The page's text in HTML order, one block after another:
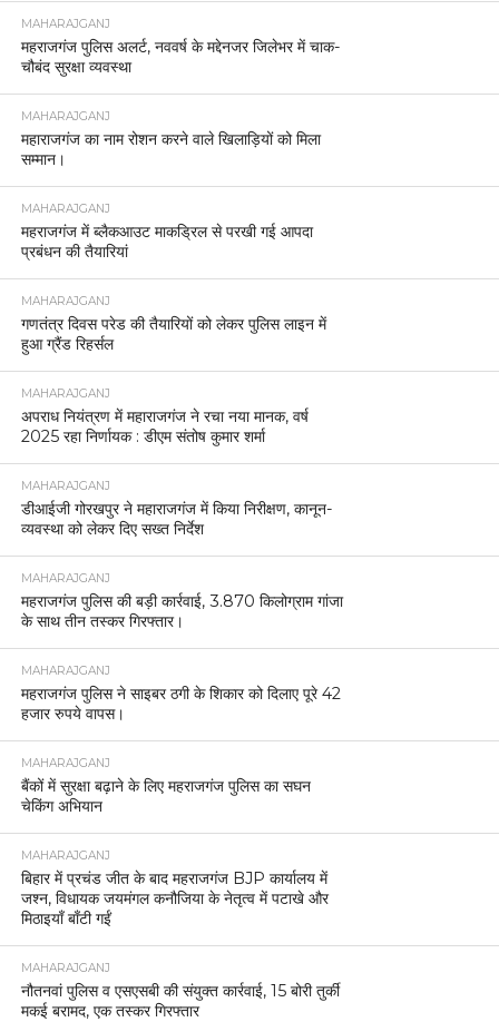
MAHARAJGANJ
महराजगंज पुलिस अलर्ट, नववर्ष के मद्देनजर जिलेभर में चाक-
चौबंद सुरक्षा व्यवस्था
MAHARAJGANJ
महाराजगंज का नाम रोशन करने वाले खिलाड़ियों को मिला
सम्मान।
MAHARAJGANJ
महराजगंज में ब्लैकआउट माकड्रिल से परखी गई आपदा
प्रबंधन की तैयारियां
MAHARAJGANJ
गणतंत्र दिवस परेड की तैयारियों को लेकर पुलिस लाइन में
हुआ ग्रैंड रिहर्सल
MAHARAJGANJ
अपराध नियंत्रण में महाराजगंज ने रचा नया मानक, वर्ष
2025 रहा निर्णायक : डीएम संतोष कुमार शर्मा
MAHARAJGANJ
डीआईजी गोरखपुर ने महाराजगंज में किया निरीक्षण, कानून-
व्यवस्था को लेकर दिए सख्त निर्देश
MAHARAJGANJ
महराजगंज पुलिस की बड़ी कार्रवाई, 3.870 किलोग्राम गांजा
के साथ तीन तस्कर गिरफ्तार।
MAHARAJGANJ
महराजगंज पुलिस ने साइबर ठगी के शिकार को दिलाए पूरे 42
हजार रुपये वापस।
MAHARAJGANJ
बैंकों में सुरक्षा बढ़ाने के लिए महराजगंज पुलिस का सघन
चेकिंग अभियान
MAHARAJGANJ
बिहार में प्रचंड जीत के बाद महराजगंज BJP कार्यालय में
जश्न, विधायक जयमंगल कनौजिया के नेतृत्व में पटाखे और
मिठाइयाँ बाँटी गईं
MAHARAJGANJ
नौतनवां पुलिस व एसएसबी की संयुक्त कार्रवाई, 15 बोरी तुर्की
मकई बरामद, एक तस्कर गिरफ्तार